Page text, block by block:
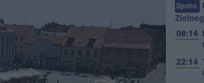
Spons.
08:14
22:14